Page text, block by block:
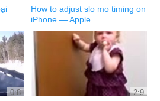
How to adjust slo mo timing on
iPhone — Apple
0:8 2:9